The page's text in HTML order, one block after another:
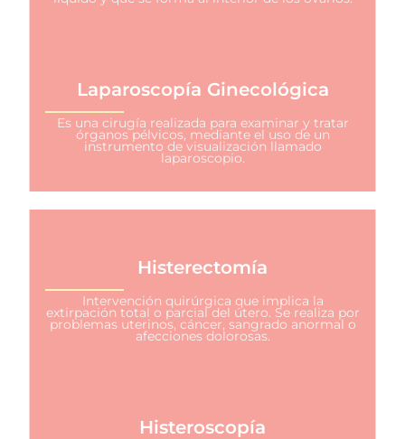
Laparoscopía Ginecológica
Es una cirugía realizada para examinar y tratar
órganos pélvicos, mediante el uso de un
instrumento de visualización llamado
laparoscopio.
Histeroscopía
Histerectomía
Intervención quirúrgica que implica la
extirpación total o parcial del útero. Se realiza por
problemas uterinos, cáncer, sangrado anormal o
afecciones dolorosas.